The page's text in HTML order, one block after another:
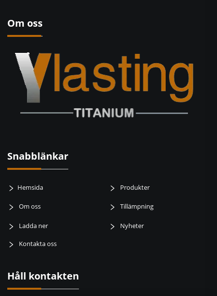
Om oss
Snabblänkar
Hemsida Produkter
Om oss Tillämpning
Ladda ner Nyheter
Kontakta oss
Håll kontakten